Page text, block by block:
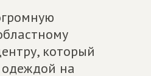
который
одеждой на